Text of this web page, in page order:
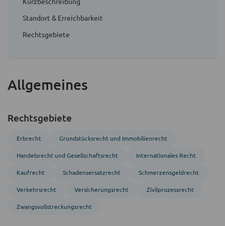
Standort & Erreichbarkeit
Rechtsgebiete
Allgemeines
Rechtsgebiete
Erbrecht Grundstücks­recht und Immobilien­recht
Handels­recht und Gesellschafts­recht Inter­nationales Recht
Kaufrecht Schadensersatzrecht Schmerzensgeldrecht
Verkehrsrecht Versicherungsrecht Zivil­prozess­recht
Zwangs­vollstreckungs­recht